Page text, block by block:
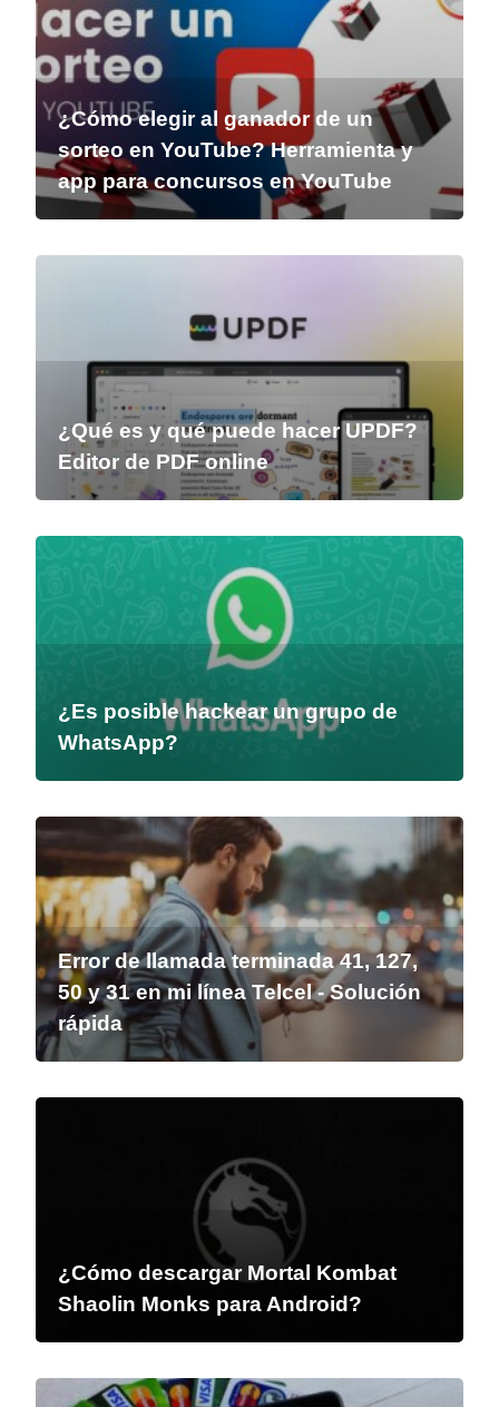
¿Cómo elegir al ganador de un
sorteo en YouTube? Herramienta y
app para concursos en YouTube
¿Qué es y qué puede hacer UPDF?
Editor de PDF online
¿Es posible hackear un grupo de
WhatsApp?
Error de llamada terminada 41, 127,
50 y 31 en mi línea Telcel - Solución
rápida
¿Cómo descargar Mortal Kombat
Shaolin Monks para Android?